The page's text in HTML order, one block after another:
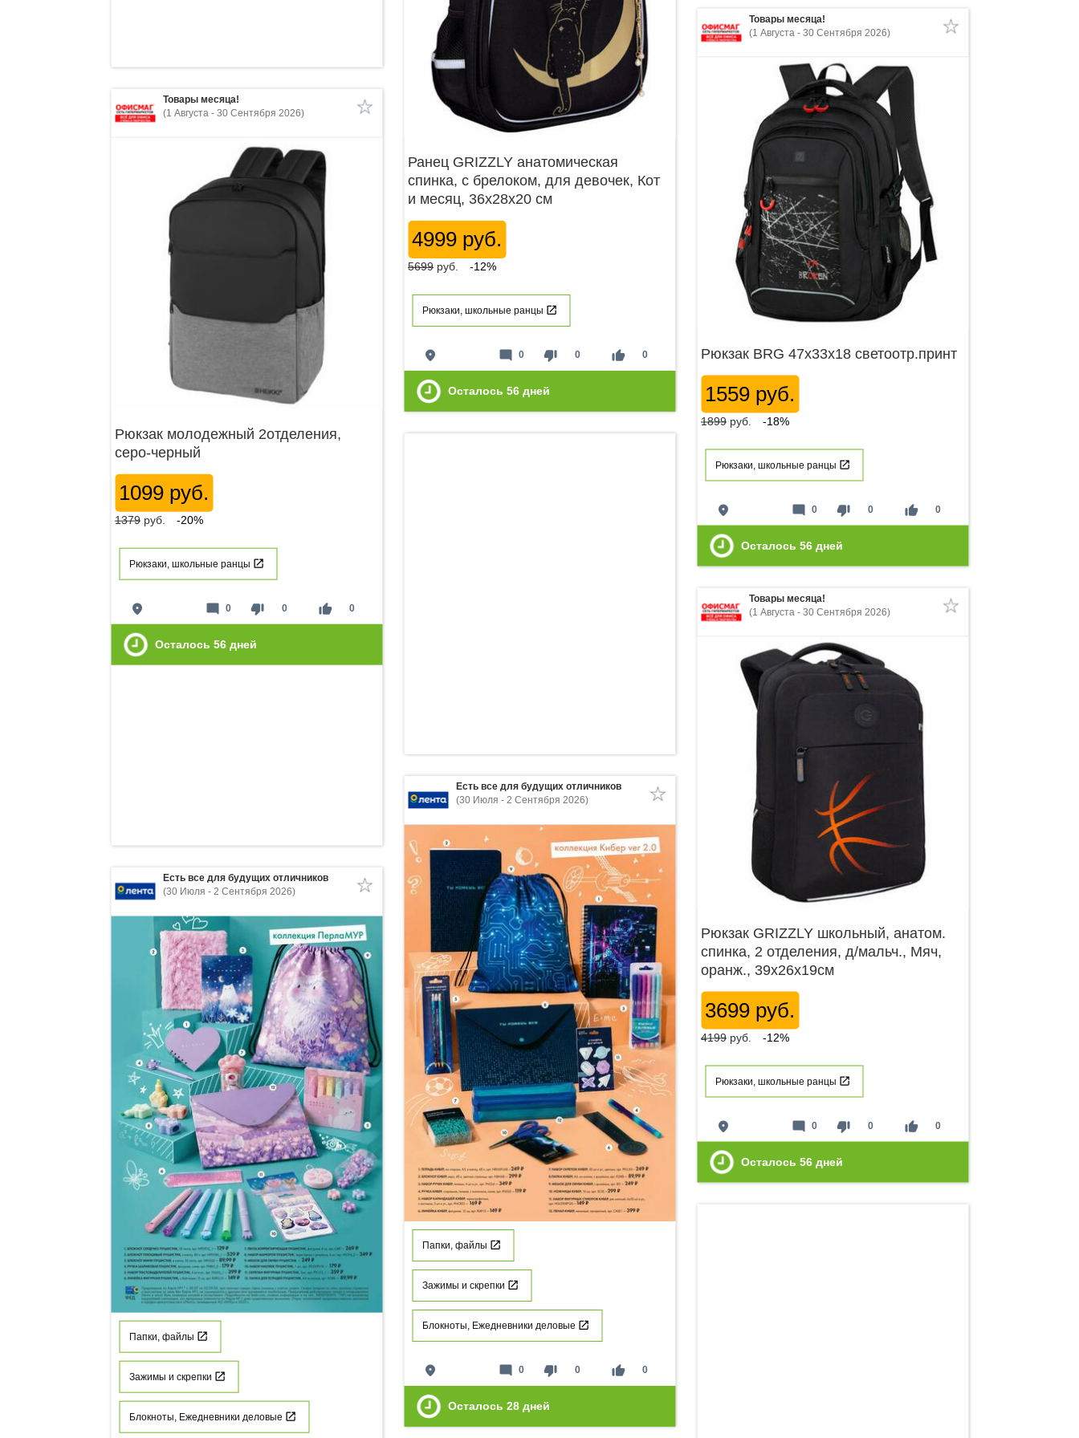
Ранец GRIZZLY анатомическая
спинка, c брелоком, для девочек, Кот
и месяц, 36х28х20 см
4999 руб.
5699 руб. -12%
Рюкзаки, школьные ранцы
place thumb_down 0 thumb_up 0
mode_comment 0
Осталось 56 дней
Товары месяца!
(1 Августа - 30 Сентября 2026)
Рюкзак BRG 47х33х18 светоотр.принт
1559 руб.
1899 руб. -18%
Рюкзаки, школьные ранцы
place thumb_down 0 thumb_up 0
mode_comment 0
Осталось 56 дней
Товары месяца!
(1 Августа - 30 Сентября 2026)
Рюкзак молодежный 2отделения,
серо-черный
1099 руб.
1379 руб. -20%
Рюкзаки, школьные ранцы
place thumb_down 0 thumb_up 0
mode_comment 0
Осталось 56 дней
Товары месяца!
(1 Августа - 30 Сентября 2026)
Рюкзак GRIZZLY школьный, анатом.
спинка, 2 отделения, д/мальч., Мяч,
оранж., 39х26х19см
3699 руб.
4199 руб. -12%
Рюкзаки, школьные ранцы
place thumb_down 0 thumb_up 0
mode_comment 0
Осталось 56 дней
Есть все для будущих отличников
(30 Июля - 2 Сентября 2026)
Папки, файлы
Зажимы и скрепки
Блокноты, Ежедневники деловые
place thumb_down 0 thumb_up 0
mode_comment 0
Осталось 28 дней
Есть все для будущих отличников
(30 Июля - 2 Сентября 2026)
Папки, файлы
Зажимы и скрепки
Блокноты, Ежедневники деловые